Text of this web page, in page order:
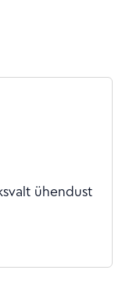
ühendust